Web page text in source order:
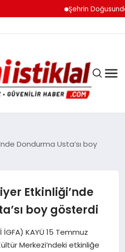
Şehrin Doğusundan
Dondurma Usta’sı boy
Etkinliği’nde
boy gösterdi
İGFA) KAYÜ 15 Temmuz
Merkezi’ndeki etkinliğe